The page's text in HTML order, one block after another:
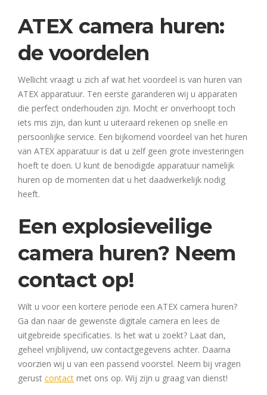
ATEX camera huren:
de voordelen
Wellicht vraagt u zich af wat het voordeel is van huren van
ATEX apparatuur. Ten eerste garanderen wij u apparaten
die perfect onderhouden zijn. Mocht er onverhoopt toch
iets mis zijn, dan kunt u uiteraard rekenen op snelle en
persoonlijke service. Een bijkomend voordeel van het huren
van ATEX apparatuur is dat u zelf geen grote investeringen
hoeft te doen. U kunt de benodigde apparatuur namelijk
huren op de momenten dat u het daadwerkelijk nodig
heeft.
Een explosieveilige
camera huren? Neem
contact op!
Wilt u voor een kortere periode een ATEX camera huren?
Ga dan naar de gewenste digitale camera en lees de
uitgebreide specificaties. Is het wat u zoekt? Laat dan,
geheel vrijblijvend, uw contactgegevens achter. Daarna
voorzien wij u van een passend voorstel. Neem bij vragen
gerust contact met ons op. Wij zijn u graag van dienst!